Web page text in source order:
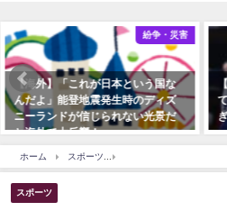
紛争・災害
【海外】「これが日本という国な
んだよ」能登地震発生時のディズ
ニーランドが信じられない光景だ
と海外で大反響！
ホーム スポーツ
スポーツ